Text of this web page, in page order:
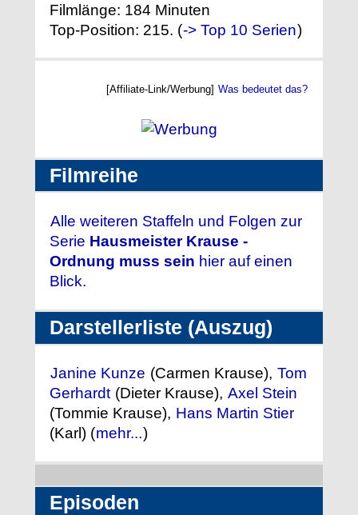
Filmlänge: 184 Minuten
Top-Position: 215. (-> Top 10 Serien)
[Affiliate-Link/Werbung] Was bedeutet das?
Filmreihe
Alle weiteren Staffeln und Folgen zur
Serie Hausmeister Krause -
Ordnung muss sein hier auf einen
Blick.
Darstellerliste (Auszug)
Janine Kunze (Carmen Krause), Tom
Gerhardt (Dieter Krause), Axel Stein
(Tommie Krause), Hans Martin Stier
(Karl) (mehr...)
Episoden